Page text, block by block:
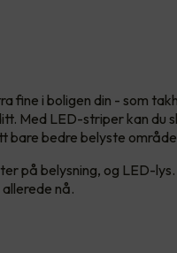
fine i boligen din - som
Med LED-striper kan du
bare bedre belyste
på belysning, og LED-
nå.